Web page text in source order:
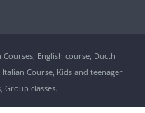
English course, Ducth
Course, Kids and teenager
Group classes.